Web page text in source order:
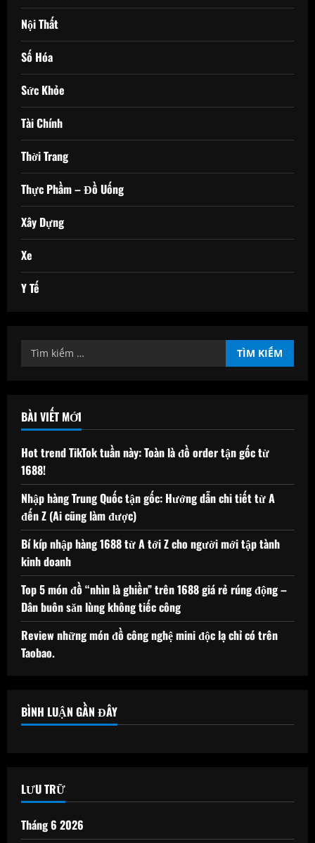
Nội Thất
Số Hóa
Sức Khỏe
Tài Chính
Thời Trang
Thực Phầm – Đồ Uống
Xây Dựng
Xe
Y Tế
Tìm
kiếm
BÀI VIẾT MỚI
Hot trend TikTok tuần này: Toàn là đồ order tận gốc từ
1688!
Nhập hàng Trung Quốc tận gốc: Hướng dẫn chi tiết từ A
đến Z (Ai cũng làm được)
Bí kíp nhập hàng 1688 từ A tới Z cho người mới tập tành
kinh doanh
Top 5 món đồ “nhìn là ghiền” trên 1688 giá rẻ rúng động –
Dân buôn săn lùng không tiếc công
Review những món đồ công nghệ mini độc lạ chỉ có trên
Taobao.
BÌNH LUẬN GẦN ĐÂY
LƯU TRỮ
Tháng 6 2026